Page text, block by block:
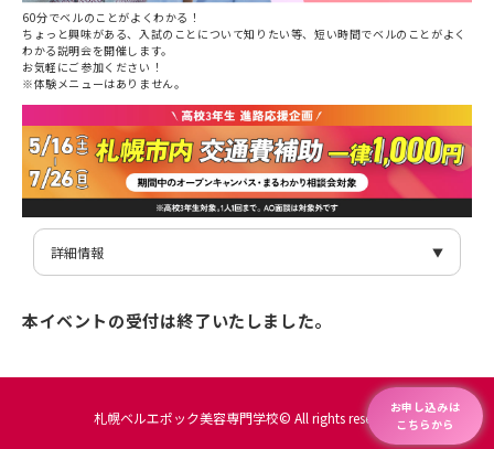
60分でベルのことがよくわかる！
ちょっと興味がある、入試のことについて知りたい等、短い時間でベルのことがよく
わかる説明会を開催します。
お気軽にご参加ください！
※体験メニューはありません。
詳細情報
時間
11:00〜12:00
電話番号
0120-877-667
〒060-0001 北海道札幌市中央区北1条西9丁目3-4
・JR『札幌』駅南口から徒歩12分
・地下鉄『大通』駅1・2番出口から徒歩7分
お申し込みは
こちらから
本イベントの受付は終了いたしました。
札幌ベルエポック美容専門学校© All rights reserved.